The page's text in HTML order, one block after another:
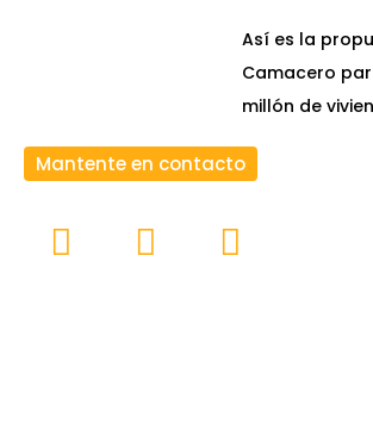
Así es la
Camacero
millón de
Mantente en contacto